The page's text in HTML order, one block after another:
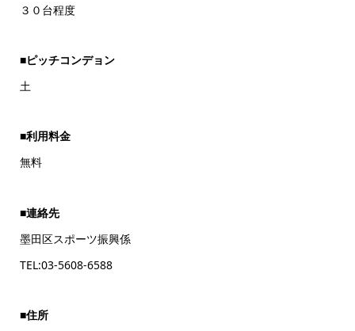
３０台程度
■ピッチコンデョン
土
■利用料金
無料
■連絡先
墨田区スポーツ振興係
TEL:03-5608-6588
■住所